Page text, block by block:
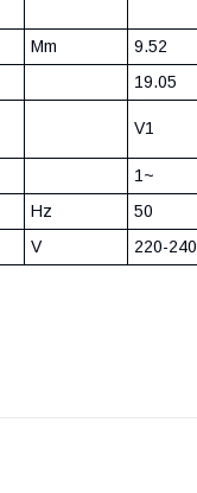
Mm 9.52
19.05
V1
1~
Hz 50
V 220-240